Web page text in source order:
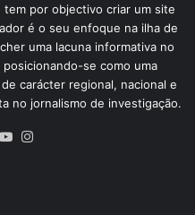
tem por objectivo criar um site
é o seu enfoque na ilha de
uma lacuna informativa no
se como uma
carácter regional, nacional e
no jornalismo de investigação.
X YouTube